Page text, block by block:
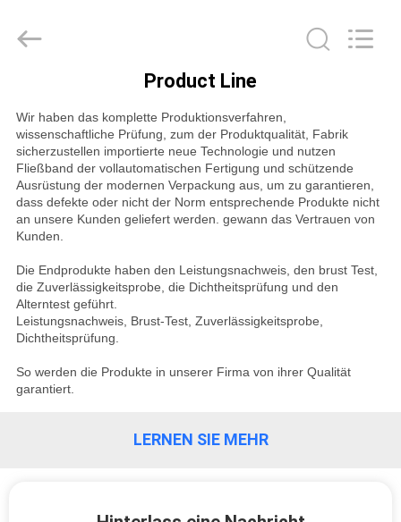
PRODUKTE
ÜBER
UNS
FABRIK-
AUSFLUG
QUALITÄTSKONTROLLE
KONTAKTIERE
Parts
Limited.
Product Line
Wir haben das komplette Produktionsverfahren,
wissenschaftliche Prüfung, zum der Produktqualität, Fabrik
sicherzustellen importierte neue Technologie und nutzen
Fließband der vollautomatischen Fertigung und schützende
Ausrüstung der modernen Verpackung aus, um zu garantieren,
dass defekte oder nicht der Norm entsprechende Produkte nicht
an unsere Kunden geliefert werden. gewann das Vertrauen von
Kunden.
Die Endprodukte haben den Leistungsnachweis, den brust Test,
die Zuverlässigkeitsprobe, die Dichtheitsprüfung und den
Alterntest geführt.
Leistungsnachweis, Brust-Test, Zuverlässigkeitsprobe,
Dichtheitsprüfung.
So werden die Produkte in unserer Firma von ihrer Qualität
garantiert.
LERNEN SIE MEHR